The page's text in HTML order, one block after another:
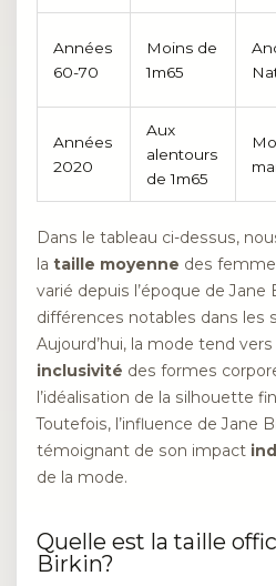
Années
60-70
Moins de
1m65
Années
2020
Aux
alentours
de 1m65
Dans le tableau ci-dessus,
la taille moyenne des
varié depuis l’époque de Jane
différences notables dans les
Aujourd’hui, la mode tend
inclusivité des formes
l’idéalisation de la silhouette
Toutefois, l’influence de Jane
témoignant de son impact
de la mode.
Quelle est la taille
Birkin?